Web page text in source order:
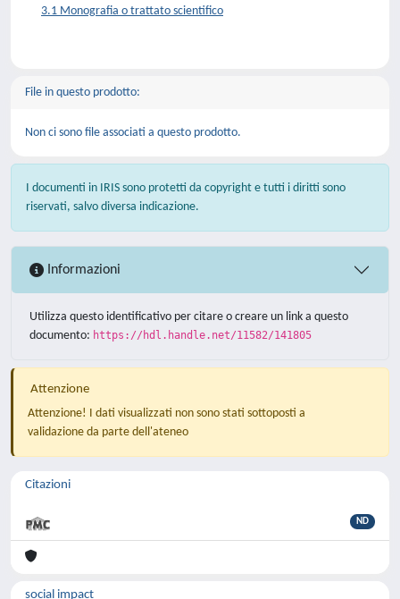
3.1 Monografia o trattato scientifico
File in questo prodotto:
Non ci sono file associati a questo prodotto.
I documenti in IRIS sono protetti da copyright e tutti i diritti sono
riservati, salvo diversa indicazione.
Informazioni
Utilizza questo identificativo per citare o creare un link a questo
documento: https://hdl.handle.net/11582/141805
Attenzione
Attenzione! I dati visualizzati non sono stati sottoposti a
validazione da parte dell'ateneo
Citazioni
ND
social impact